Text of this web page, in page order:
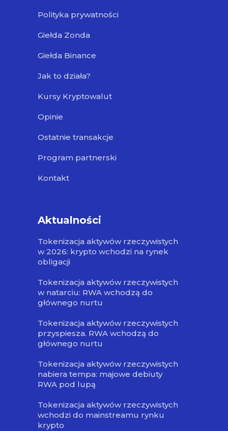
Polityka prywatności
Giełda Zonda
Giełda Binance
Jak to działa?
Kursy Kryptowalut
Opinie
Ostatnie transakcje
Program partnerski
Kontakt
Aktualności
Tokenizacja aktywów rzeczywistych
w 2026: krypto wchodzi na rynek
obligacji
Tokenizacja aktywów rzeczywistych
w natarciu: RWA wchodzą do
głównego nurtu
Tokenizacja aktywów rzeczywistych
przyspiesza. RWA wchodzą do
głównego nurtu
Tokenizacja aktywów rzeczywistych
nabiera tempa: majowe debiuty
RWA pod lupą
Tokenizacja aktywów rzeczywistych
wchodzi do mainstreamu rynku
krypto